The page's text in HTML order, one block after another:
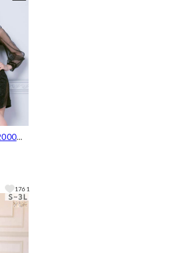
枚
用]主
谷間
ー刺
ドレス
1761